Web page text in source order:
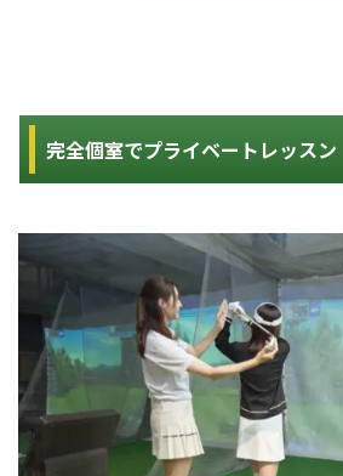
完全個室でプライベートレッスン